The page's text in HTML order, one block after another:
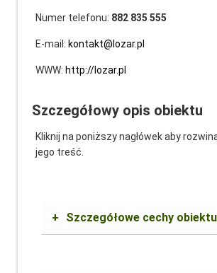
Numer telefonu: 882 835 555
E-mail: kontakt@lozar.pl
WWW: http://lozar.pl
Szczegółowy opis obiektu
Kliknij na poniższy nagłówek aby
jego treść.
+ Szczegółowe cechy obiektu